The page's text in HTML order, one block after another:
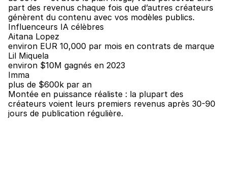
part des revenus chaque fois que d’autres créateurs
génèrent du contenu avec vos modèles publics.
Influenceurs IA célèbres
Aitana Lopez
environ EUR 10,000 par mois en contrats de marque
Lil Miquela
environ $10M gagnés en 2023
Imma
plus de $600k par an
Montée en puissance réaliste : la plupart des
créateurs voient leurs premiers revenus après 30-90
jours de publication régulière.